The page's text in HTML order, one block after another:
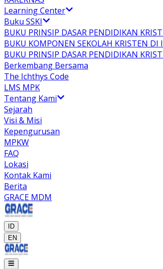
Learning Center
Buku SSKI
BUKU PRINSIP DASAR PENDIDIKAN
BUKU KOMPONEN SEKOLAH KRISTEN DI
BUKU PRINSIP DASAR PENDIDIKAN
Berkembang Bersama
The Ichthys Code
LMS MPK
Tentang Kami
Sejarah
Visi & Misi
Kepengurusan
MPKW
FAQ
Lokasi
Kontak Kami
Berita
GRACE MDM
ID
EN